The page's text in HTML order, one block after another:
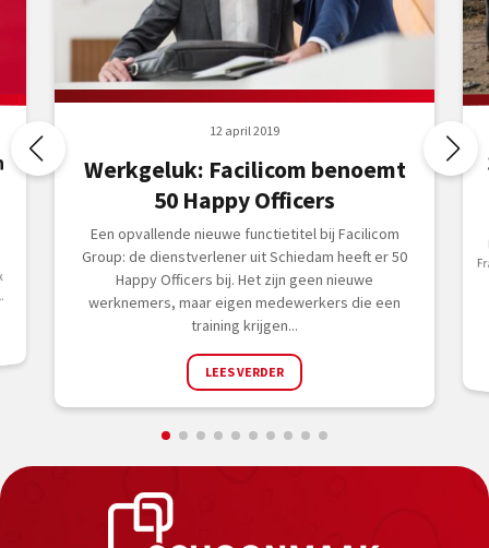
12 april 2019
Werkgeluk: Facilicom benoemt
50 Happy Officers
Een opvallende nieuwe functietitel bij Facilicom
Group: de dienstverlener uit Schiedam heeft er 50
Happy Officers bij. Het zijn geen nieuwe
werknemers, maar eigen medewerkers die een
training krijgen...
LEES VERDER